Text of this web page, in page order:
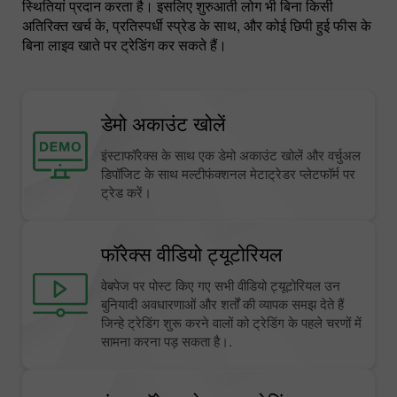
स्थितियां प्रदान करता है। इसलिए शुरुआती लोग भी बिना किसी
अतिरिक्त खर्च के, प्रतिस्पर्धी स्प्रेड के साथ, और कोई छिपी हुई फीस के
बिना लाइव खाते पर ट्रेडिंग कर सकते हैं।
डेमो अकाउंट खोलें
इंस्टाफॉरेक्स के साथ एक डेमो अकाउंट खोलें और वर्चुअल
डिपॉजिट के साथ मल्टीफंक्शनल मेटाट्रेडर प्लेटफॉर्म पर
ट्रेड करें।
फॉरेक्स वीडियो ट्यूटोरियल
वेबपेज पर पोस्ट किए गए सभी वीडियो ट्यूटोरियल उन
बुनियादी अवधारणाओं और शर्तों की व्यापक समझ देते हैं
जिन्हे ट्रेडिंग शुरू करने वालों को ट्रेडिंग के पहले चरणों में
सामना करना पड़ सकता है।.